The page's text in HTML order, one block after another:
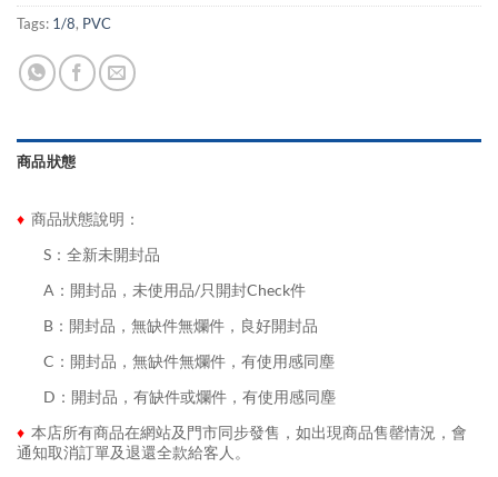
Tags: 1/8, PVC
商品狀態
♦ 商品狀態說明：
S：全新未開封品
A：開封品，未使用品/只開封Check件
B：開封品，無缺件無爛件，良好開封品
C：開封品，無缺件無爛件，有使用感同塵
D：開封品，有缺件或爛件，有使用感同塵
♦ 本店所有商品在網站及門市同步發售，如出現商品售罄情況，會
通知取消訂單及退還全款給客人。